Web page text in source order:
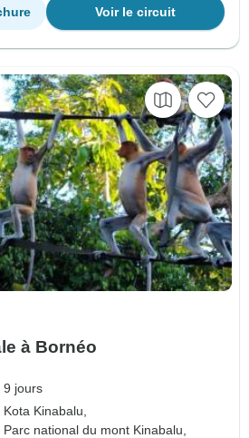
Voir le circuit
à Bornéo
9 jours
Kota Kinabalu,
Parc national du mont Kinabalu,